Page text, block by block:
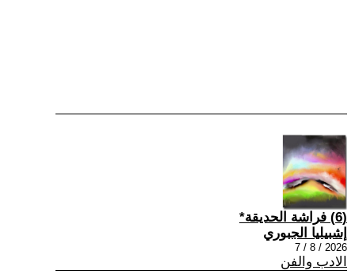
(6) فراشة الحديقة*
إشبيليا الجبوري
2026 / 8 / 7
الادب والفن